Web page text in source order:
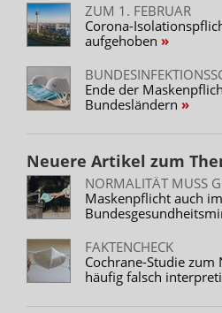
ZUM 1. FEBRUAR
Corona-
aufgehoben
Ende der
Bundesländern
Neuere Artikel zum
NORMALITÄT MUSS
Maskenpflicht auch im
FAKTENCHECK
Cochrane-Studie zum
häufig falsch